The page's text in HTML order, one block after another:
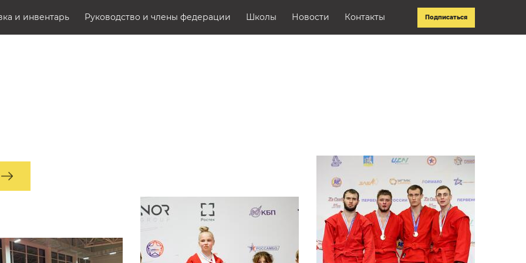
и инвентарь Руководство и члены федерации Школы Новости Контакты Подписаться